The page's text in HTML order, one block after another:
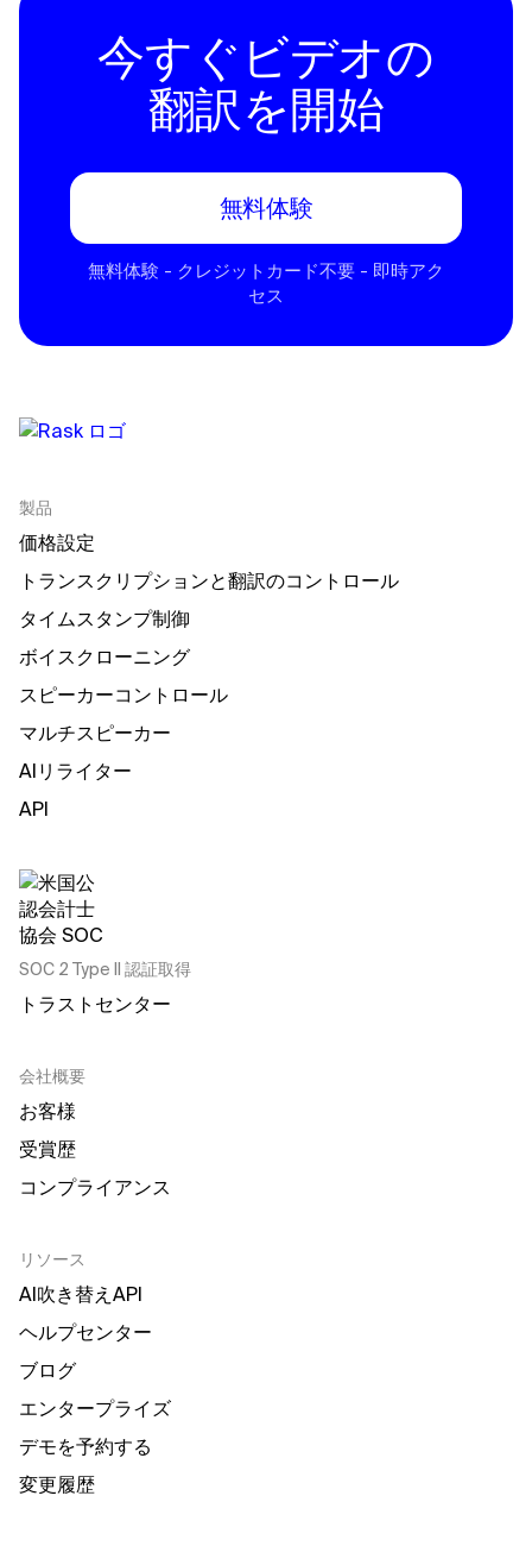
今すぐビデオの
翻訳を開始
無料体験
無料体験 - クレジットカード不要 - 即時アク
セス
製品
価格設定
トランスクリプションと翻訳のコントロール
タイムスタンプ制御
ボイスクローニング
スピーカーコントロール
マルチスピーカー
AIリライター
API
SOC 2 Type II 認証取得
トラストセンター
会社概要
お客様
受賞歴
コンプライアンス
リソース
AI吹き替えAPI
ヘルプセンター
ブログ
エンタープライズ
デモを予約する
変更履歴